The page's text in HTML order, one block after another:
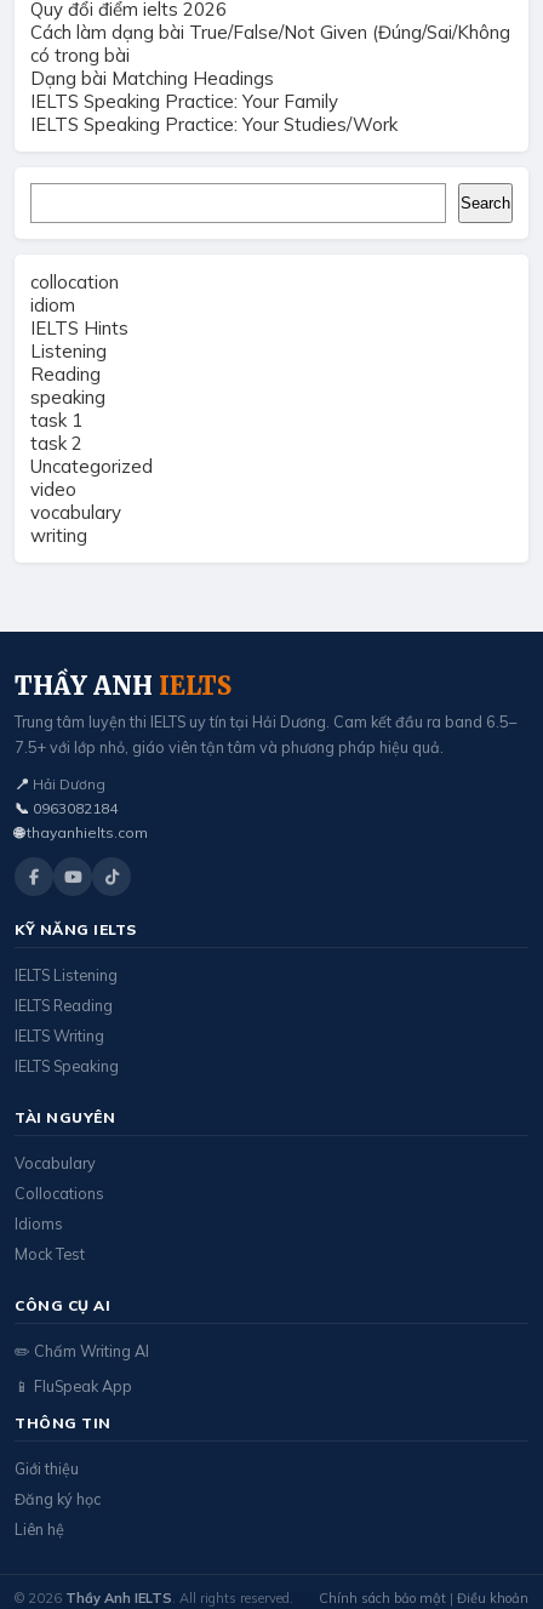
Quy đổi điểm ielts 2026
Cách làm dạng bài True/False/Not Given (Đúng/Sai/Không
có trong bài
Dạng bài Matching Headings
IELTS Speaking Practice: Your Family
IELTS Speaking Practice: Your Studies/Work
Search
collocation
idiom
IELTS Hints
Listening
Reading
speaking
task 1
task 2
Uncategorized
video
vocabulary
writing
THẦY ANH IELTS
Trung tâm luyện thi IELTS uy tín tại Hải Dương. Cam kết đầu ra band 6.5–
7.5+ với lớp nhỏ, giáo viên tận tâm và phương pháp hiệu quả.
📍 Hải Dương
📞 0963082184
🌐 thayanhielts.com
KỸ NĂNG IELTS
IELTS Listening
IELTS Reading
IELTS Writing
IELTS Speaking
TÀI NGUYÊN
Vocabulary
Collocations
Idioms
Mock Test
CÔNG CỤ AI
✏️ Chấm Writing AI
📱 FluSpeak App
THÔNG TIN
Giới thiệu
Đăng ký học
Liên hệ
© 2026 Thầy Anh IELTS. All rights reserved. Chính sách bảo mật | Điều khoản